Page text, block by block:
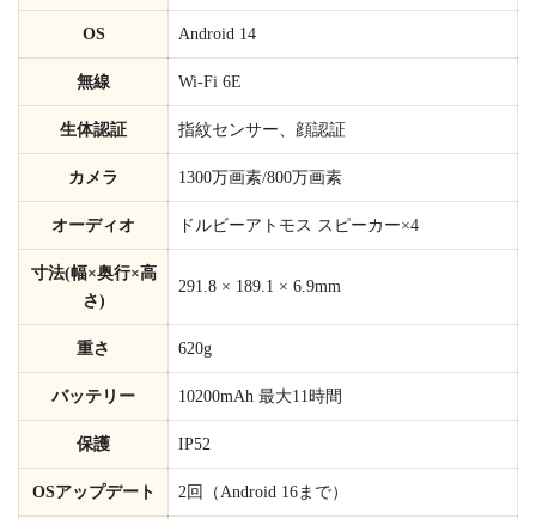
OS Android 14
無線 Wi-Fi 6E
生体認証 指紋センサー、顔認証
カメラ 1300万画素/800万画素
オーディオ ドルビーアトモス スピーカー×4
寸法(幅×奥行×高
さ)
291.8 × 189.1 × 6.9mm
重さ 620g
バッテリー 10200mAh 最大11時間
保護 IP52
OSアップデート 2回（Android 16まで）